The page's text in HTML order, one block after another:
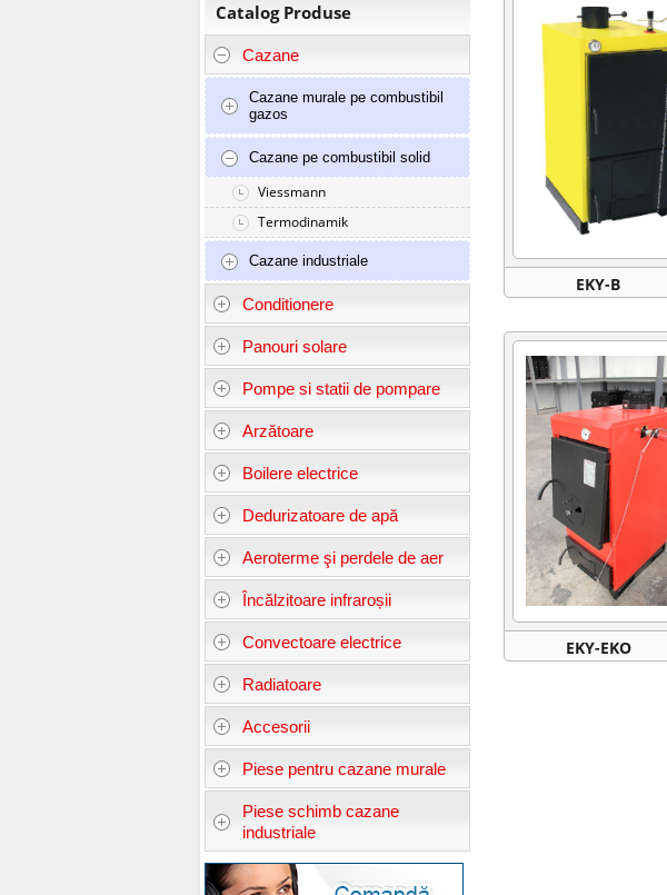
Catalog Produse
Cazane
Cazane murale pe combustibil
gazos
Cazane pe combustibil solid
Viessmann
Termodinamik
Cazane industriale
Conditionere
Panouri solare
Pompe si statii de pompare
Arzătoare
Boilere electrice
Dedurizatoare de apă
Aeroterme şi perdele de aer
Încălzitoare infraroșii
Convectoare electrice
Radiatoare
Accesorii
Piese pentru cazane murale
Piese schimb cazane
industriale
EKY-B
EKY-EKO